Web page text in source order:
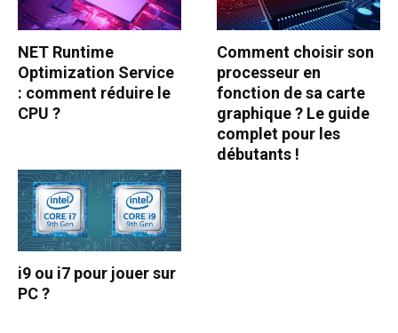
NET Runtime
Optimization Service
: comment réduire le
CPU ?
Comment choisir son
processeur en
fonction de sa carte
graphique ? Le guide
complet pour les
débutants !
i9 ou i7 pour jouer sur
PC ?